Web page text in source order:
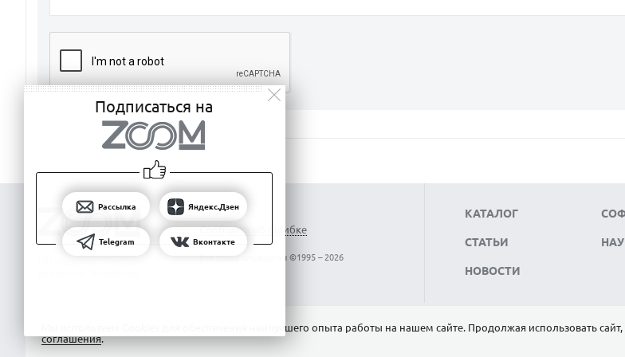
Сообщить об ошибке
Все права защищены ©1995 – 2026
КАТАЛОГ
СТАТЬИ
НОВОСТИ
Подписаться на
Рассылка Яндекс.Дзен
Telegram Вконтакте
Мы используем Сookies для обеспечения наилучшего опыта работы на нашем сайте. Продолжая использовать сайт,
соглашения.